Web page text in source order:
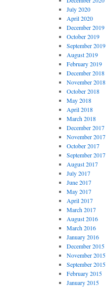
July 2020
April 2020
December 2019
October 2019
September 2019
August 2019
February 2019
December 2018
November 2018
October 2018
May 2018
April 2018
March 2018
December 2017
November 2017
October 2017
September 2017
August 2017
July 2017
June 2017
May 2017
April 2017
March 2017
August 2016
March 2016
January 2016
December 2015
November 2015
September 2015
February 2015
January 2015